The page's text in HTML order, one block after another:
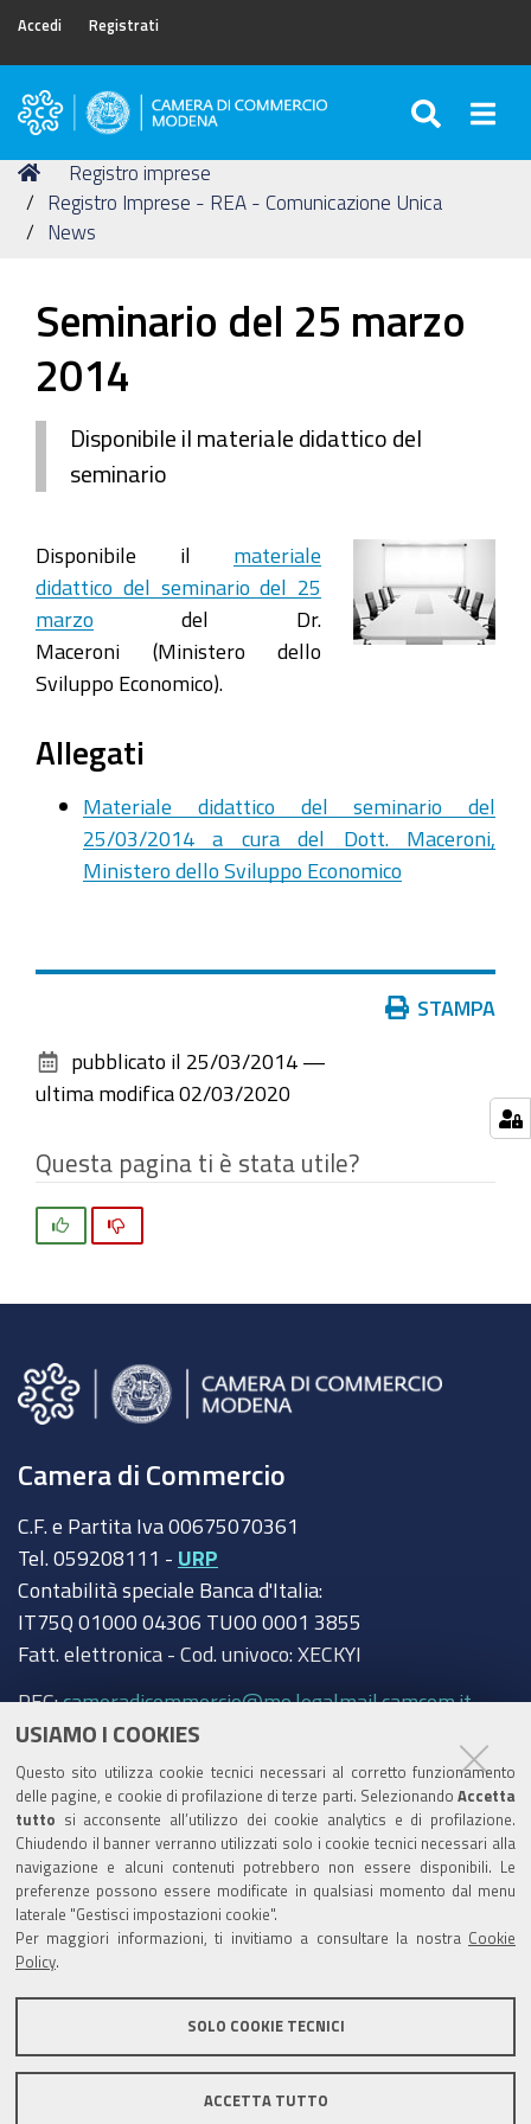
USIAMO I COOKIES
Questo sito utilizza cookie tecnici necessari al corretto funzionamento
delle pagine, e cookie di profilazione di terze parti. Selezionando Accetta
tutto si acconsente all’utilizzo dei cookie analytics e di profilazione.
Chiudendo il banner verranno utilizzati solo i cookie tecnici necessari alla
navigazione e alcuni contenuti potrebbero non essere disponibili. Le
preferenze possono essere modificate in qualsiasi momento dal menu
laterale "Gestisci impostazioni cookie".
Per maggiori informazioni, ti invitiamo a consultare la nostra Cookie
Policy
SOLO COOKIE TECNICI
ACCETTA TUTTO
Accedi Registrati
Camera
Commercio
di
Modena
Tu
sei
qui:
Home
Registro imprese
Registro Imprese - REA - Comunicazione Unica
News
Seminario del 25 marzo
2014
Disponibile il materiale didattico del
seminario
Disponibile il materiale
didattico del seminario del 25
marzo del Dr.
Maceroni (Ministero dello
Sviluppo Economico).
Allegati
Materiale didattico del seminario del
25/03/2014 a cura del Dott. Maceroni,
Ministero dello Sviluppo Economico
documento
STAMPA
pubblicato il 25/03/2014 —
ultima modifica 02/03/2020
Questa pagina ti è stata utile?
Camera di Commercio
C.F. e Partita Iva 00675070361
Tel. 059208111 - URP
Contabilità speciale Banca d'Italia:
IT75Q 01000 04306 TU00 0001 3855
Fatt. elettronica - Cod. univoco: XECKYI
PEC:cameradicommercio@mo.legalmail.camcom.it
Trasparenza
Amministrazione trasparente
Albo Camerale
Pubblicità Legale
Area riservata Amministratori
Informativa generale Informative privacy